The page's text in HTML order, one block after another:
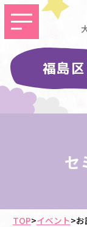
福島
セ
TOP>イベント>お